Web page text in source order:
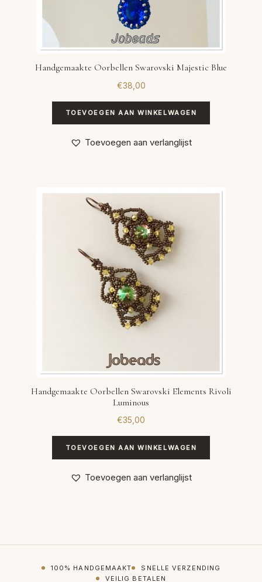
Handgemaakte Oorbellen Swarovski Majestic Blue
€38,00
TOEVOEGEN AAN WINKELWAGEN
Toevoegen aan verlanglijst
Handgemaakte Oorbellen Swarovski Elements Rivoli
Luminous
€35,00
TOEVOEGEN AAN WINKELWAGEN
Toevoegen aan verlanglijst
100% HANDGEMAAKT
SNELLE VERZENDING
VEILIG BETALEN